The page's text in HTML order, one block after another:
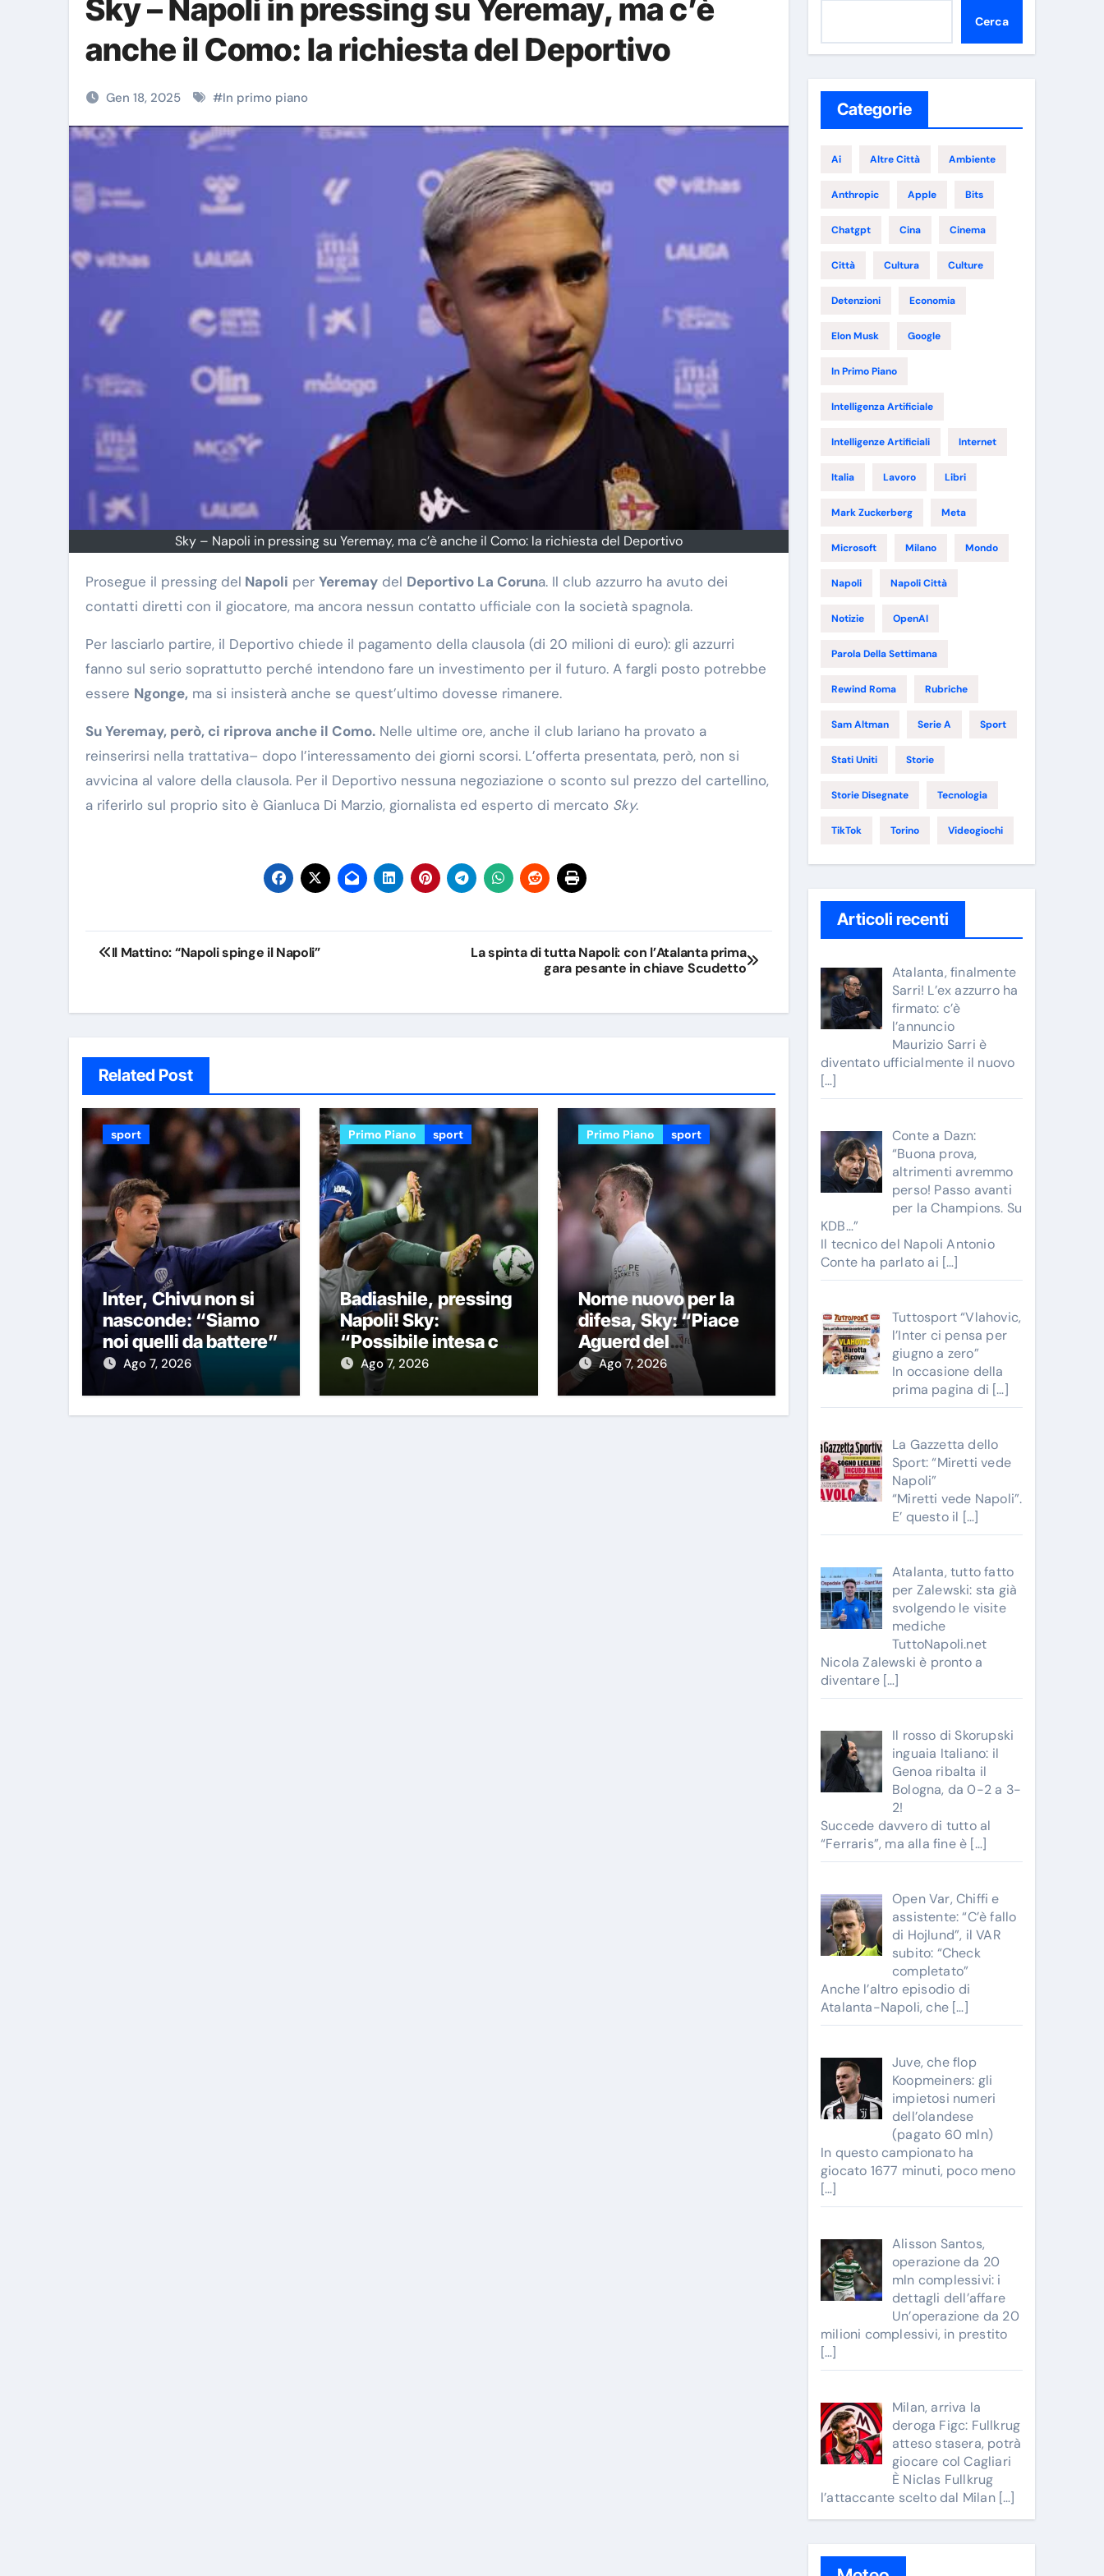
Sky – Napoli in pressing su Yeremay, ma c’è
anche il Como: la richiesta del Deportivo
Gen 18, 2025 #In primo piano
Sky – Napoli in pressing su Yeremay, ma c’è anche il Como: la richiesta del Deportivo
Prosegue il pressing del Napoli per Yeremay del Deportivo La Coruna. Il club azzurro ha avuto dei
contatti diretti con il giocatore, ma ancora nessun contatto ufficiale con la società spagnola.
Per lasciarlo partire, il Deportivo chiede il pagamento della clausola (di 20 milioni di euro): gli azzurri
fanno sul serio soprattutto perché intendono fare un investimento per il futuro. A fargli posto potrebbe
essere Ngonge, ma si insisterà anche se quest’ultimo dovesse rimanere.
Su Yeremay, però, ci riprova anche il Como. Nelle ultime ore, anche il club lariano ha provato a
reinserirsi nella trattativa– dopo l’interessamento dei giorni scorsi. L’offerta presentata, però, non si
avvicina al valore della clausola. Per il Deportivo nessuna negoziazione o sconto sul prezzo del cartellino,
a riferirlo sul proprio sito è Gianluca Di Marzio, giornalista ed esperto di mercato Sky.
Navigazione
Il Mattino: “Napoli spinge il Napoli”
La spinta di tutta Napoli: con l’Atalanta prima
gara pesante in chiave Scudetto
Related Post
sport
Inter, Chivu non si
nasconde: “Siamo
noi quelli da battere”
Ago 7, 2026
Primo Piano sport
Badiashile, pressing
Napoli! Sky:
“Possibile intesa col
Chelsea con questa
formula”
Ago 7, 2026
Primo Piano sport
Nome nuovo per la
difesa, Sky: “Piace
Aguerd del
Marsiglia”
Ago 7, 2026
Cerca
Categorie
Ai Altre Città Ambiente
Anthropic Apple Bits
Chatgpt Cina Cinema
Città Cultura Culture
Detenzioni Economia
Elon Musk Google
In Primo Piano
Intelligenza Artificiale
Intelligenze Artificiali Internet
Italia Lavoro Libri
Mark Zuckerberg Meta
Microsoft Milano Mondo
Napoli Napoli Città
Notizie OpenAI
Parola Della Settimana
Rewind Roma Rubriche
Sam Altman Serie A Sport
Stati Uniti Storie
Storie Disegnate Tecnologia
TikTok Torino Videogiochi
Articoli recenti
Atalanta, finalmente
Sarri! L’ex azzurro ha
firmato: c’è
l’annuncio
Maurizio Sarri è
diventato ufficialmente il nuovo
[…]
Conte a Dazn:
“Buona prova,
altrimenti avremmo
perso! Passo avanti
per la Champions. Su
KDB…”
Il tecnico del Napoli Antonio
Conte ha parlato ai […]
Tuttosport “Vlahovic,
l’Inter ci pensa per
giugno a zero”
In occasione della
prima pagina di […]
La Gazzetta dello
Sport: “Miretti vede
Napoli”
“Miretti vede Napoli”.
E’ questo il […]
Atalanta, tutto fatto
per Zalewski: sta già
svolgendo le visite
mediche
TuttoNapoli.net
Nicola Zalewski è pronto a
diventare […]
Il rosso di Skorupski
inguaia Italiano: il
Genoa ribalta il
Bologna, da 0-2 a 3-
2!
Succede davvero di tutto al
“Ferraris”, ma alla fine è […]
Open Var, Chiffi e
assistente: “C’è fallo
di Hojlund”, il VAR
subito: “Check
completato”
Anche l’altro episodio di
Atalanta-Napoli, che […]
Juve, che flop
Koopmeiners: gli
impietosi numeri
dell’olandese
(pagato 60 mln)
In questo campionato ha
giocato 1677 minuti, poco meno
[…]
Alisson Santos,
operazione da 20
mln complessivi: i
dettagli dell’affare
Un’operazione da 20
milioni complessivi, in prestito
[…]
Milan, arriva la
deroga Figc: Fullkrug
atteso stasera, potrà
giocare col Cagliari
È Niclas Fullkrug
l’attaccante scelto dal Milan […]